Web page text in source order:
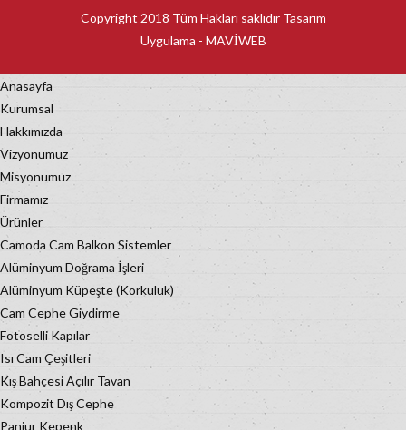
Copyright 2018 Tüm Hakları saklıdır Tasarım
Uygulama - MAVİWEB
Anasayfa
Kurumsal
Hakkımızda
Vizyonumuz
Misyonumuz
Firmamız
Ürünler
Camoda Cam Balkon Sistemler
Alüminyum Doğrama İşleri
Alüminyum Küpeşte (Korkuluk)
Cam Cephe Giydirme
Fotoselli Kapılar
Isı Cam Çeşitleri
Kış Bahçesi Açılır Tavan
Kompozit Dış Cephe
Panjur Kepenk